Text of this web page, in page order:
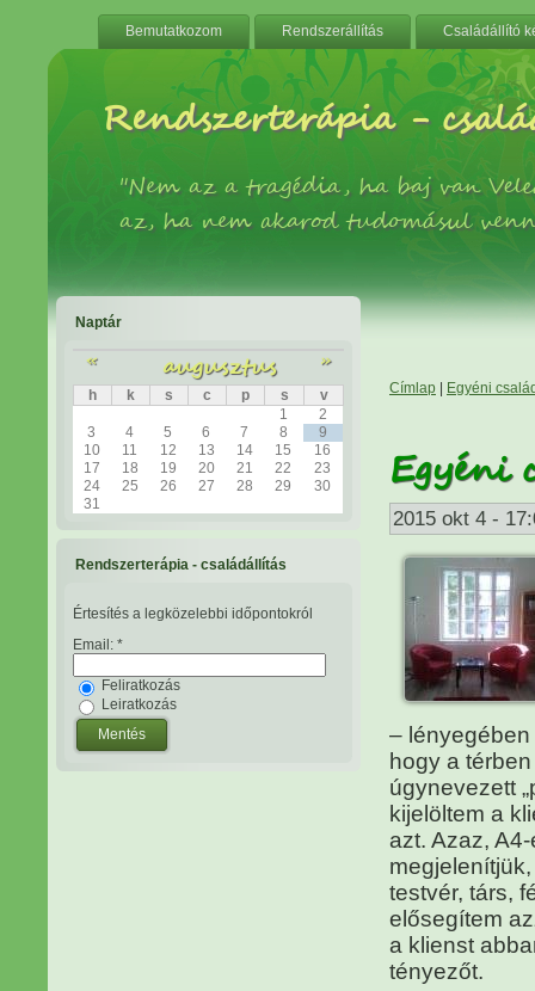
Bemutatkozom Rendszerállítás Családállító
Rendszerterápia -
"Nem az a tragédia, ha baj van
az, ha nem akarod tudomásul
Naptár
« augusztus »
h k s c p s
v
1
2
3
4 5 6 7 8
9
10
11 12 13 14 15
16
17
18 19 20 21 22
23
24
25 26 27 28 29
30
31
Rendszerterápia - családállítás
Értesítés a legközelebbi időpontokról
Email: *
Feliratkozás
Leiratkozás
Címlap Egyéni
Egyéni
2015 okt 4 -
–
hogy a
úgynevezett
kijelöltem a
azt. Azaz,
testvér, társ,
elősegítem
a klienst
tényezőt.